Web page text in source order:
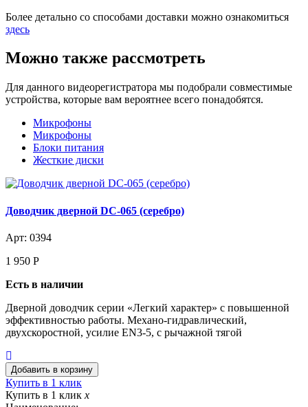
Более детально со способами доставки можно ознакомиться
здесь
Можно также рассмотреть
Для данного видеорегистратора мы подобрали совместимые
устройства, которые вам вероятнее всего понадобятся.
Микрофоны
Микрофоны
Блоки питания
Жесткие диски
Доводчик дверной DC-065 (серебро)
Арт: 0394
1 950 Р
Есть в наличии
Дверной доводчик серии «Легкий характер» с повышенной
эффективностью работы. Механо-гидравлический,
двухскоростной, усилие EN3-5, с рычажной тягой
Купить в 1 клик
Купить в 1 клик x